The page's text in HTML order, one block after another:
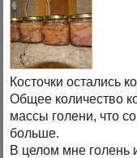
Косточки остались
Общее количество
массы голени, что
больше.
В целом мне голень